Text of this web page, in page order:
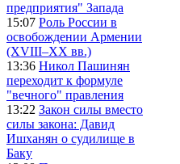
предприятия" Запада
15:07 Роль России в
освобождении Армении
(XVIII–XX вв.)
13:36 Никол Пашинян
переходит к формуле
"вечного" правления
13:22 Закон силы вместо
силы закона: Давид
Ишханян о судилище в
Баку